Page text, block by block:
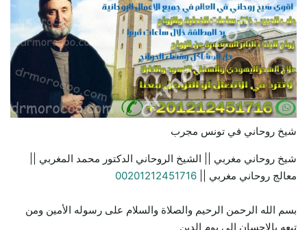
شيخ روحاني في تونس مجرب
شيخ روحاني مغربي || الشيخ الروحاني الدكتور محمد المغربي ||
معالج روحاني مغربي || 00201212451716
بسم الله الرحمن الرحيم والصلاة والسلام على رسوله الأمين ومن
تبعه بالإحسان الى يوم الدين